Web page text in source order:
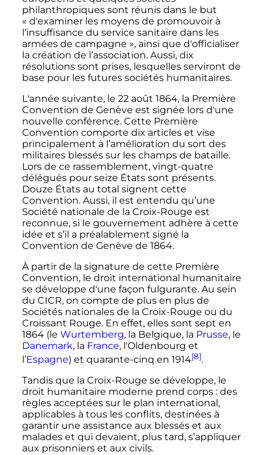
philanthropiques sont réunis dans le but
« d'examiner les moyens de promouvoir à
l’insuffisance du service sanitaire dans les
armées de campagne », ainsi que d'officialiser
la création de l’association. Aussi, dix
résolutions sont prises, lesquelles serviront de
base pour les futures sociétés humanitaires.
L'année suivante, le 22 août 1864, la Première
Convention de Genève est signée lors d'une
nouvelle conférence. Cette Première
Convention comporte dix articles et vise
principalement à l’amélioration du sort des
militaires blessés sur les champs de bataille.
Lors de ce rassemblement, vingt-quatre
délégués pour seize États sont présents.
Douze États au total signent cette
Convention. Aussi, il est entendu qu’une
Société nationale de la Croix-Rouge est
reconnue, si le gouvernement adhère à cette
idée et s’il a préalablement signé la
Convention de Genève de 1864.
À partir de la signature de cette Première
Convention, le droit international humanitaire
se développe d'une façon fulgurante. Au sein
du CICR, on compte de plus en plus de
Sociétés nationales de la Croix-Rouge ou du
Croissant Rouge. En effet, elles sont sept en
1864 (le Wurtemberg, la Belgique, la Prusse, le
Danemark, la France, l'Oldenbourg et
l’Espagne) et quarante-cinq en 1914[8].
Tandis que la Croix-Rouge se développe, le
droit humanitaire moderne prend corps : des
règles acceptées sur le plan international,
applicables à tous les conflits, destinées à
garantir une assistance aux blessés et aux
malades et qui devaient, plus tard, s’appliquer
aux prisonniers et aux civils.